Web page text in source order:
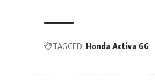
TAGGED: Honda Activa 6G